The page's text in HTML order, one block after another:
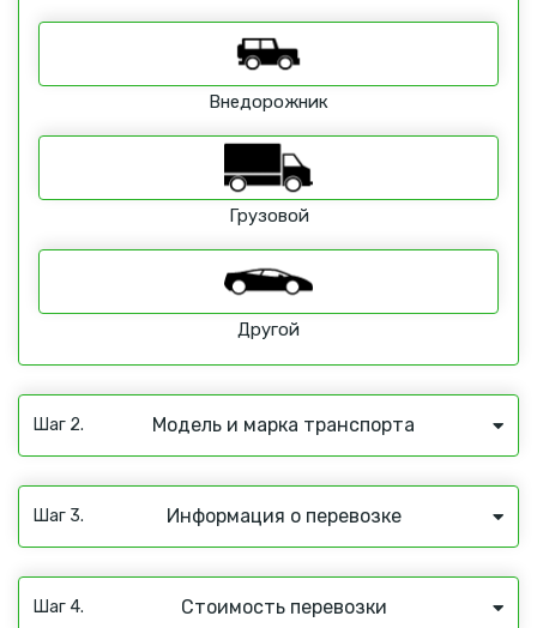
Внедорожник
Грузовой
Другой
Шаг 2. Модель и марка транспорта
Шаг 3. Информация о перевозке
Шаг 4. Стоимость перевозки